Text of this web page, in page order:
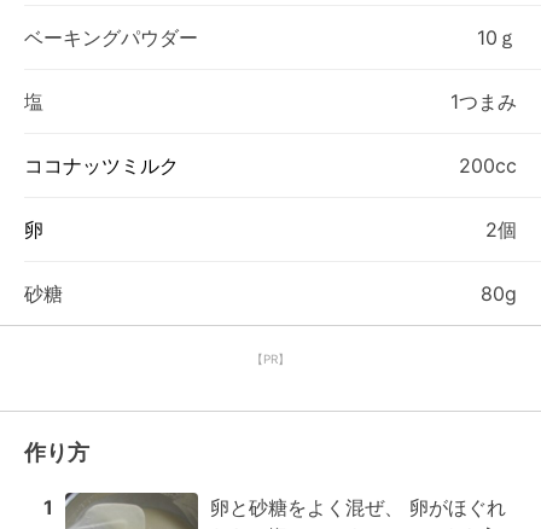
ベーキングパウダー 10ｇ
塩 1つまみ
ココナッツミルク 200cc
卵 2個
砂糖 80g
【PR】
作り方
1
卵と砂糖をよく混ぜ、 卵がほぐれ